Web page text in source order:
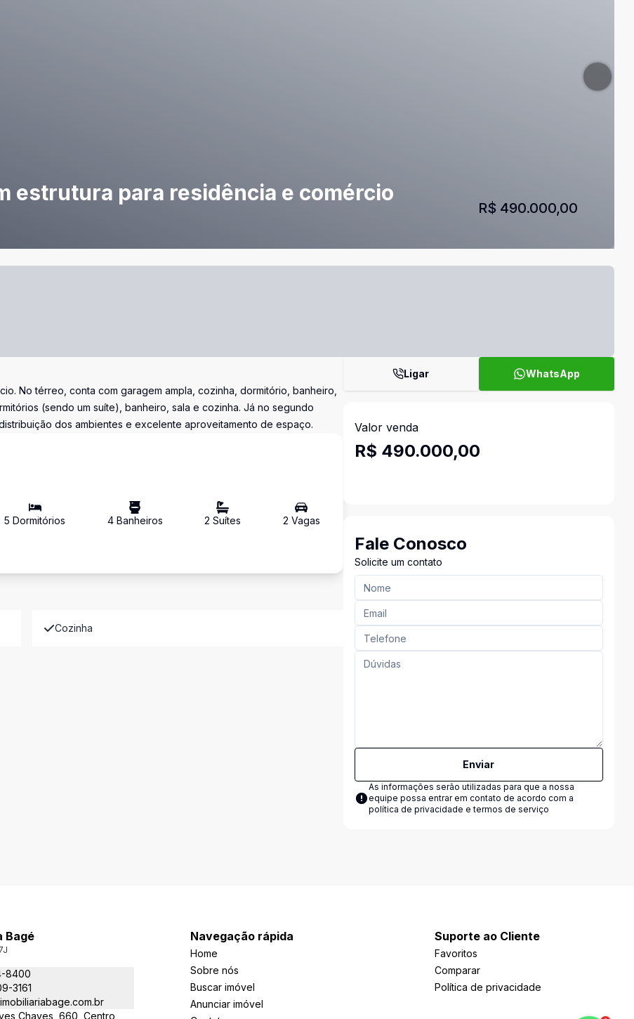
estrutura para residência e comércio
R$ 490.000,00
No térreo, conta com garagem ampla, cozinha, dormitório, banheiro,
(sendo um suíte), banheiro, sala e cozinha. Já no segundo
dos ambientes e excelente aproveitamento de espaço.
5 Dormitórios 4Banheiros 2 Suítes 2 Vagas
Cozinha
Ligar WhatsApp
Valor venda
R$ 490.000,00
Fale Conosco
Solicite um contato
Enviar
As informações serão utilizadas para que a nossa
equipe possa entrar em contato de acordo com a
política de privacidade e termos de serviço
Bagé
8400
3161
Chaves, 660, Centro,
Navegação rápida
Home
Sobre nós
Buscar imóvel
Anunciar imóvel
Suporte ao Cliente
Favoritos
Comparar
Política de privacidade